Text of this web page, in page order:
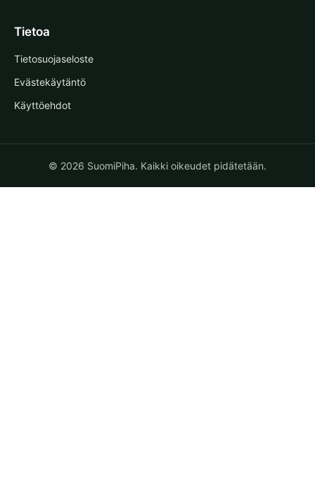
Tietoa
Tietosuojaseloste
Evästekäytäntö
Käyttöehdot
© 2026 SuomiPiha. Kaikki oikeudet pidätetään.